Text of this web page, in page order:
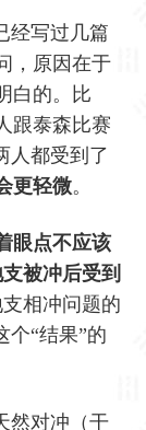
经写过几篇
，原因在于
白的。比
跟泰森比赛
人都受到了
更轻微。
眼点不应该
被冲后受到
相冲问题的
个“结果”的
然对冲（干